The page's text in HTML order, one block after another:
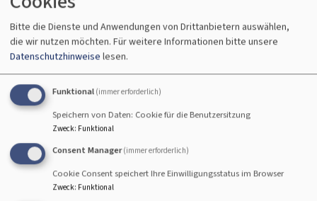
BildrechteA. Hofmann
Bildrechte A. Hofmann
Mitorganisatorin Andrea
Hofmann (Dekanat
Schiff kommen Menschen
Gespräch als in einem
Stunden teilt man
dieselbe Route. Wir fanden es spannend, in so einem
Bitte die Dienste und Anwendungen von Drittanbietern auswählen,
die wir nutzen möchten. Für weitere Informationen bitte unsere
Datenschutzhinweise lesen.
Funktional (immer erforderlich)
Speichern von Daten: Cookie für die Benutzersitzung
Zweck: Funktional
Consent Manager (immer erforderlich)
Cookie Consent speichert Ihre Einwilligungsstatus im Browser
Zweck: Funktional